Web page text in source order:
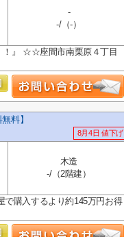
-
-/（-）
！』 ☆☆座間市南栗原４丁目
料】
8月4日 値下げ
木造
-/（2階建）
購入するより約145万円お得